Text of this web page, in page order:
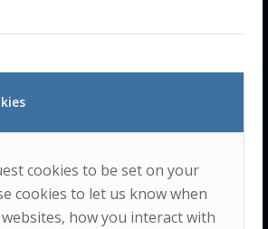
cookies to be set on your
cookies to let us know when
how you interact with